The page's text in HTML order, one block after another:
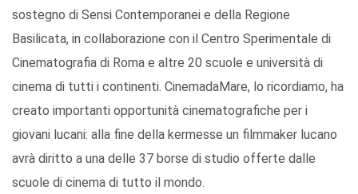
sostegno di Sensi Contemporanei e della Regione
Basilicata, in collaborazione con il Centro Sperimentale di
Cinematografia di Roma e altre 20 scuole e università di
cinema di tutti i continenti. CinemadaMare, lo ricordiamo, ha
creato importanti opportunità cinematografiche per i
giovani lucani: alla fine della kermesse un filmmaker lucano
avrà diritto a una delle 37 borse di studio offerte dalle
scuole di cinema di tutto il mondo.